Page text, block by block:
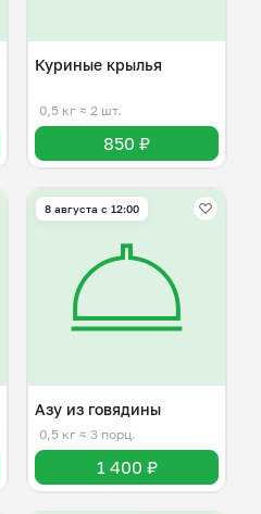
Куриные крылья
0,5 кг ≈ 2 шт.
850 ₽
8 августа с 12:00
Азу из говядины
0,5 кг ≈ 3 порц.
1 400 ₽